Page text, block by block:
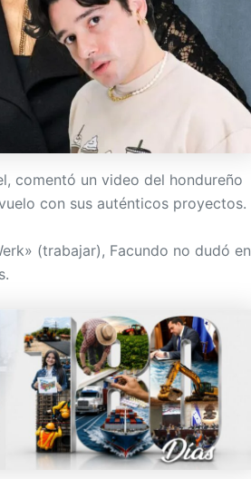
comentó un video del hondureño
con sus auténticos proyectos.
(trabajar), Facundo no dudó en